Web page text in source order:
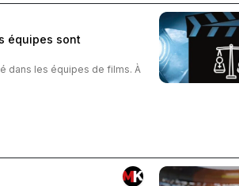
équipes sont
dans les équipes de films. À